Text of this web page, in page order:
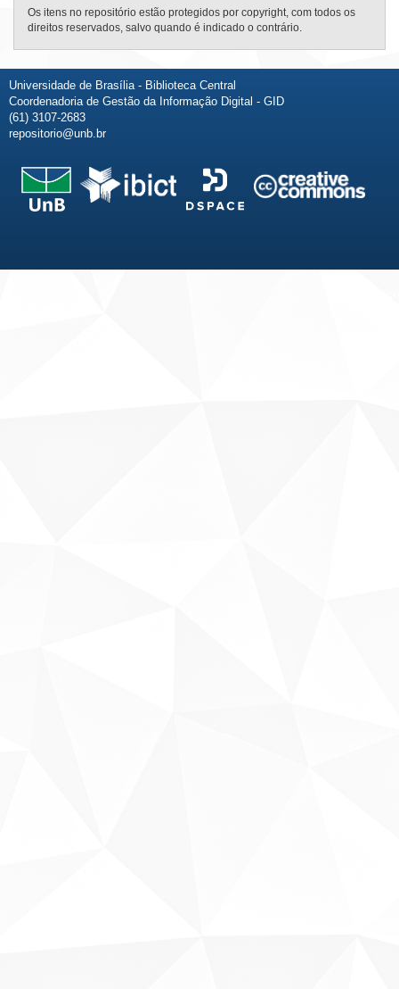
Os itens no repositório estão protegidos por copyright, com todos os
direitos reservados, salvo quando é indicado o contrário.
Universidade de Brasília - Biblioteca Central
Coordenadoria de Gestão da Informação Digital - GID
(61) 3107-2683
repositorio@unb.br